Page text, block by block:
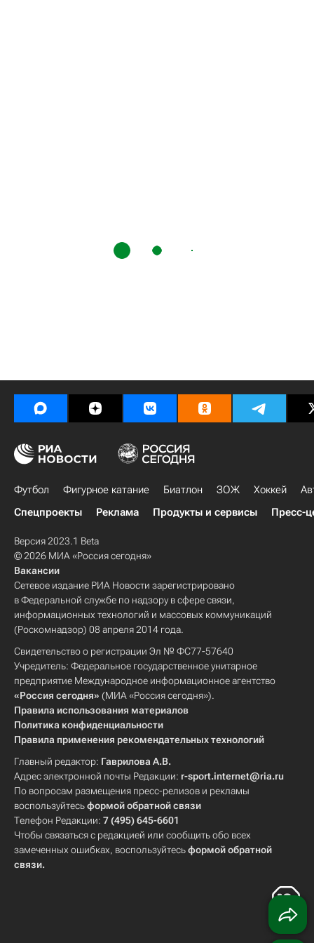
Футбол Фигурное катание Биатлон ЗОЖ Хоккей
Спецпроекты
Реклама Продукты и сервисы Пресс-
Версия 2023.1 Beta
© 2026 МИА «Россия сегодня»
Вакансии
Сетевое издание РИА Новости зарегистрировано
в Федеральной службе по надзору в сфере связи,
информационных технологий и массовых коммуникаций
(Роскомнадзор) 08 апреля 2014 года.
Свидетельство о регистрации Эл № ФС77-57640
Учредитель: Федеральное государственное унитарное
предприятие Международное информационное агентство
«Россия сегодня» (МИА «Россия сегодня»).
Правила использования материалов
Политика конфиденциальности
Правила применения рекомендательных технологий
Главный редактор: Гаврилова А.В.
Адрес электронной почты Редакции: r-sport.internet@ria.ru
По вопросам размещения пресс-релизов и рекламы
воспользуйтесьформой обратной связи
Телефон Редакции: 7 (495) 645-6601
Чтобы связаться с редакцией или сообщить обо всех
замеченных ошибках, воспользуйтесьформой обратной
связи.